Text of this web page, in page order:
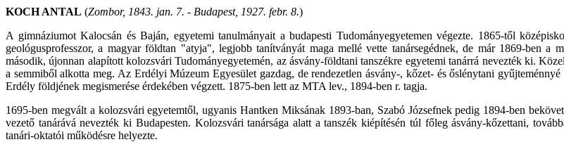
KOCH ANTAL (Zombor, 1843. jan. 7. - Budapest, 1927. febr. 8.)
A gimnáziumot Kalocsán és Baján, egyetemi tanulmányait a budapesti Tudományegyetemen végezte. 1865-től
geológusprofesszor, a magyar földtan "atyja", legjobb tanítványát maga mellé vette tanársegédnek, de már 1869-ben
második, újonnan alapított kolozsvári Tudományegyetemén, az ásvány-földtani tanszékre egyetemi tanárrá nevezték ki.
a semmiből alkotta meg. Az Erdélyi Múzeum Egyesület gazdag, de rendezetlen ásvány-, kőzet- és őslénytani
Erdély földjének megismerése érdekében végzett. 1875-ben lett az MTA lev., 1894-ben r. tagja.
1695-ben megvált a kolozsvári egyetemtől, ugyanis Hantken Miksának 1893-ban, Szabó Józsefnek pedig 1894-ben
vezető tanárává nevezték ki Budapesten. Kolozsvári tanársága alatt a tanszék kiépítésén túl főleg ásvány-kőzettani,
tanári-oktatói működésre helyezte.